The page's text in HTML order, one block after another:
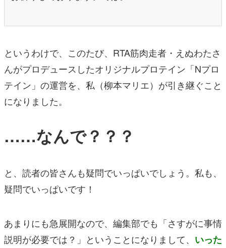
というわけで、このたび、RTA筋肉走者・えぬわたさ
んがプロデュースしたオリジナルプロテイン「Nプロ
テイン」の運営を、私（柳本マリエ）が引き継ぐこと
になりました。
……なんで？？？
と、読者の皆さんも疑問でいっぱいでしょう。私も、
疑問でいっぱいです！
あまりにも急展開なので、編集部でも「さすがに事情
説明が必要では？」ということになりまして、 いった